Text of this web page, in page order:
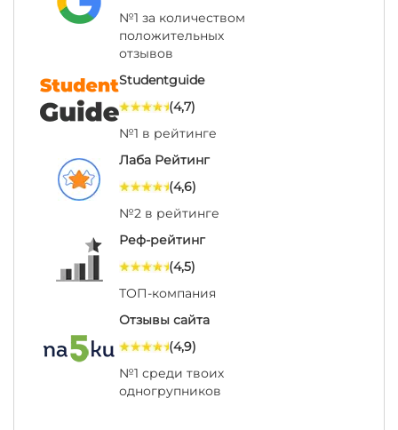
№1 за количеством
положительных
отзывов
Studentguide
(4,7)
№1 в рейтинге
Лаба Рейтинг
(4,6)
№2 в рейтинге
Реф-рейтинг
(4,5)
ТОП-компания
Отзывы сайта
(4,9)
№1 среди твоих
одногрупников